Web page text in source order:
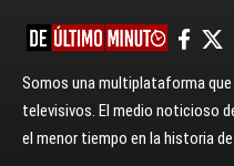
Somos una multiplataforma
televisivos. El medio noticioso
el menor tiempo en la historia